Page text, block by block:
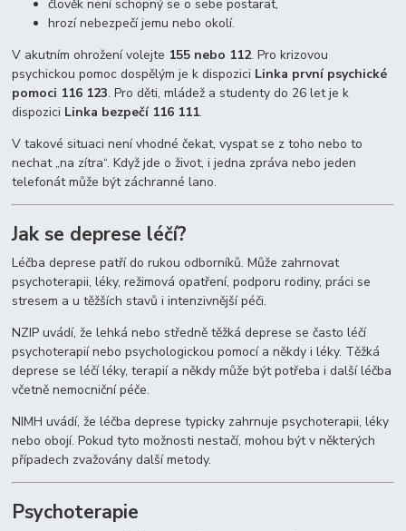
člověk není schopný se o sebe postarat,
hrozí nebezpečí jemu nebo okolí.
V akutním ohrožení volejte 155 nebo 112. Pro krizovou
psychickou pomoc dospělým je k dispozici Linka první psychické
pomoci 116 123. Pro děti, mládež a studenty do 26 let je k
dispozici Linka bezpečí 116 111.
V takové situaci není vhodné čekat, vyspat se z toho nebo to
nechat „na zítra“. Když jde o život, i jedna zpráva nebo jeden
telefonát může být záchranné lano.
Jak se deprese léčí?
Léčba deprese patří do rukou odborníků. Může zahrnovat
psychoterapii, léky, režimová opatření, podporu rodiny, práci se
stresem a u těžších stavů i intenzivnější péči.
NZIP uvádí, že lehká nebo středně těžká deprese se často léčí
psychoterapií nebo psychologickou pomocí a někdy i léky. Těžká
deprese se léčí léky, terapií a někdy může být potřeba i další léčba
včetně nemocniční péče.
NIMH uvádí, že léčba deprese typicky zahrnuje psychoterapii, léky
nebo obojí. Pokud tyto možnosti nestačí, mohou být v některých
případech zvažovány další metody.
Psychoterapie